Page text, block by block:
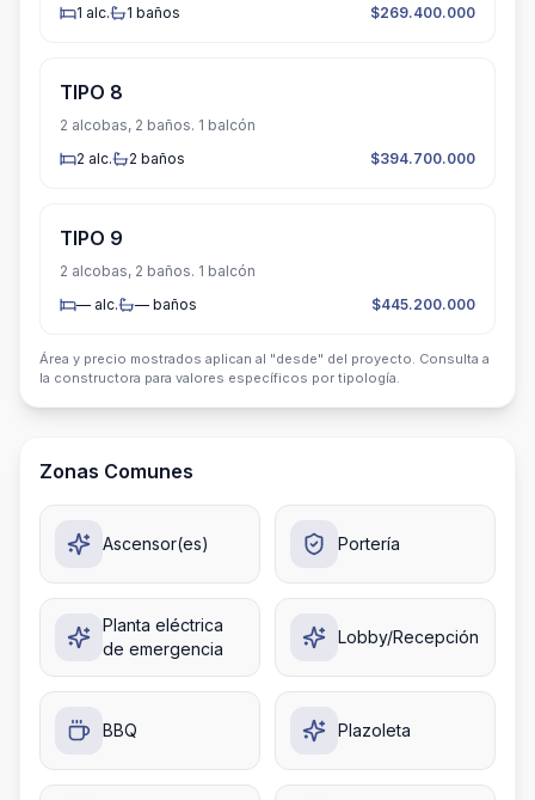
1 alc. 1 baños $269.400.000
TIPO 8
2 alcobas, 2 baños. 1 balcón
2 alc. 2 baños $394.700.000
TIPO 9
2 alcobas, 2 baños. 1 balcón
— alc. — baños $445.200.000
Área y precio mostrados aplican al "desde" del proyecto. Consulta a
la constructora para valores específicos por tipología.
Zonas Comunes
Ascensor(es) Portería
Planta eléctrica
de emergencia
Lobby/Recepción
BBQ Plazoleta